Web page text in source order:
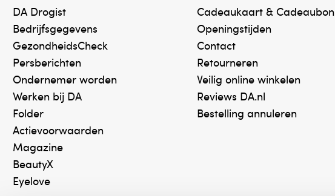
DA Drogist
Bedrijfsgegevens
GezondheidsCheck
Persberichten
Ondernemer worden
Werken bij DA
Folder
Actievoorwaarden
Magazine
BeautyX
Eyelove
Cadeaukaart & Cadeaubon
Openingstijden
Contact
Retourneren
Veilig online winkelen
Reviews DA.nl
Bestelling annuleren